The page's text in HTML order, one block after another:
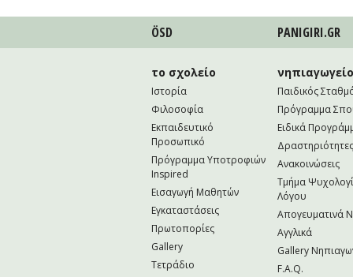
ÖSD PANIGIRI.GR
το σχολείο
Ιστορία
Φιλοσοφία
Εκπαιδευτικό
Προσωπικό
Πρόγραμμα Υποτροφιών
Inspired
Εισαγωγή Μαθητών
Εγκαταστάσεις
Πρωτοπορίες
Gallery
Τετράδιο
νηπιαγωγείο
Παιδικός
Πρόγραμμα
Ειδικά
Δραστηριότητες
Ανακοινώσεις
Τμήμα
Λόγου
Απογευματινά
Αγγλικά
Gallery
F.A.Q.